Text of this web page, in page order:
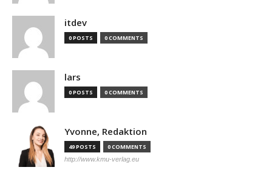
itdev
0 POSTS 0 COMMENTS
lars
0 POSTS 0 COMMENTS
Yvonne, Redaktion
49 POSTS 0 COMMENTS
http://www.kmu-verlag.eu